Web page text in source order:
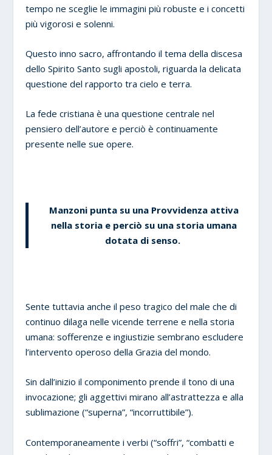
tempo ne sceglie le immagini più robuste e i concetti
più vigorosi e solenni.
Questo inno sacro, affrontando il tema della discesa
dello Spirito Santo sugli apostoli, riguarda la delicata
questione del rapporto tra cielo e terra.
La fede cristiana è una questione centrale nel
pensiero dell’autore e perciò è continuamente
presente nelle sue opere.
Manzoni punta su una Provvidenza attiva
nella storia e perciò su una storia umana
dotata di senso.
Sente tuttavia anche il peso tragico del male che di
continuo dilaga nelle vicende terrene e nella storia
umana: sofferenze e ingiustizie sembrano escludere
l’intervento operoso della Grazia del mondo.
Sin dall’inizio il componimento prende il tono di una
invocazione; gli aggettivi mirano all’astrattezza e alla
sublimazione (“superna”, “incorruttibile”).
Contemporaneamente i verbi (“soffri”, “combatti e